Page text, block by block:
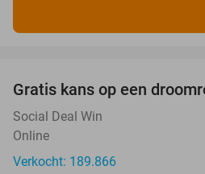
Gratis kans op een
Social Deal Win
Online
Verkocht: 189.866